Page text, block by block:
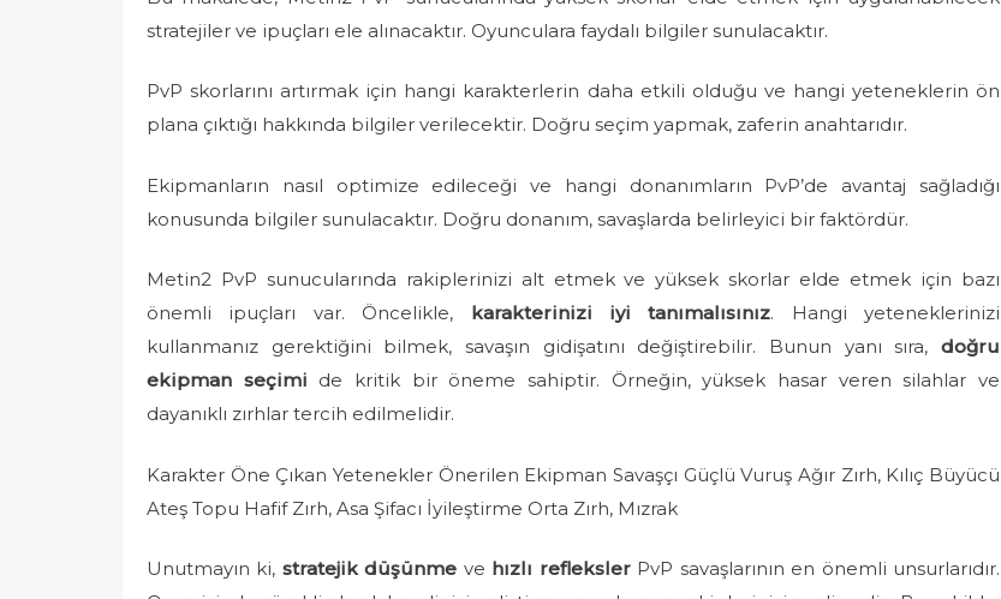
e
stratejiler ve ipuçları ele alınacaktır. Oyunculara faydalı bilgiler sunulacaktır.
PvP skorlarını artırmak için hangi karakterlerin daha etkili olduğu ve hangi yeteneklerin ön
plana çıktığı hakkında bilgiler verilecektir. Doğru seçim yapmak, zaferin anahtarıdır.
Ekipmanların nasıl optimize edileceği ve hangi donanımların PvP’de avantaj sağladığı
konusunda bilgiler sunulacaktır. Doğru donanım, savaşlarda belirleyici bir faktördür.
Metin2 PvP sunucularında rakiplerinizi alt etmek ve yüksek skorlar elde etmek için bazı
önemli ipuçları var. Öncelikle, karakterinizi iyi tanımalısınız. Hangi yeteneklerinizi
kullanmanız gerektiğini bilmek, savaşın gidişatını değiştirebilir. Bunun yanı sıra, doğru
ekipman seçimi de kritik bir öneme sahiptir. Örneğin, yüksek hasar veren silahlar ve
dayanıklı zırhlar tercih edilmelidir.
Karakter Öne Çıkan Yetenekler Önerilen Ekipman Savaşçı Güçlü Vuruş Ağır Zırh, Kılıç Büyücü
Ateş Topu Hafif Zırh, Asa Şifacı İyileştirme Orta Zırh, Mızrak
Unutmayın ki, stratejik düşünme ve hızlı reflekslerPvP savaşlarının en önemli unsurlarıdır.